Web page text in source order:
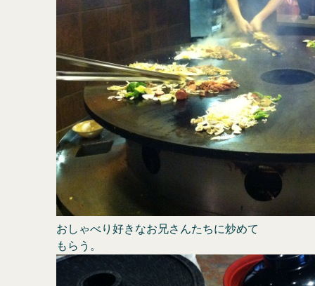
おしゃべり好きなお兄さんたちに炒めて
もらう。